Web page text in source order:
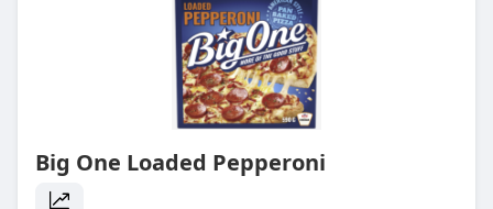
Big One Loaded Pepperoni